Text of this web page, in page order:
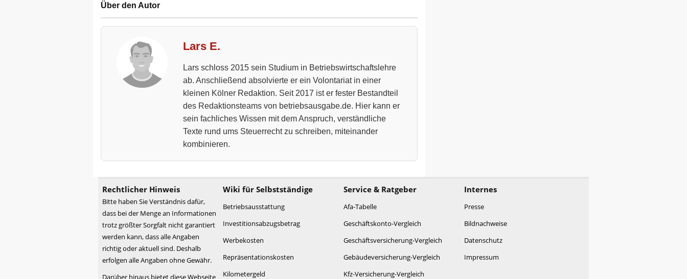
Über den Autor
Lars E.
Lars schloss 2015 sein Studium in Betriebswirtschaftslehre
ab. Anschließend absolvierte er ein Volontariat in einer
kleinen Kölner Redaktion. Seit 2017 ist er fester Bestandteil
des Redaktionsteams von betriebsausgabe.de. Hier kann er
sein fachliches Wissen mit dem Anspruch, verständliche
Texte rund ums Steuerrecht zu schreiben, miteinander
kombinieren.
Rechtlicher Hinweis
Bitte haben Sie Verständnis dafür,
dass bei der Menge an Informationen
trotz größter Sorgfalt nicht garantiert
werden kann, dass alle Angaben
richtig oder aktuell sind. Deshalb
erfolgen alle Angaben ohne Gewähr.
Darüber hinaus bietet diese Webseite
Wiki für Selbstständige
Betriebsausstattung
Investitionsabzugsbetrag
Werbekosten
Repräsentationskosten
Kilometergeld
Service & Ratgeber
Afa-Tabelle
Geschäftskonto-Vergleich
Geschäftsversicherung-Vergleich
Gebäudeversicherung-Vergleich
Kfz-Versicherung-Vergleich
Internes
Presse
Bildnachweise
Datenschutz
Impressum